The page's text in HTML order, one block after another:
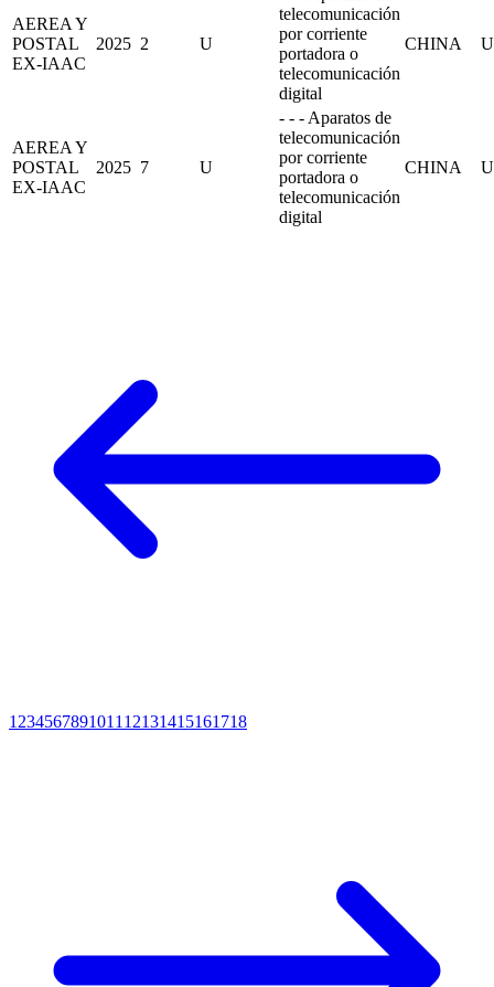
AEREA Y
POSTAL
EX-IAAC
2025 2 U
telecomunicación
por corriente
portadora o
telecomunicación
digital
CHINA
AEREA Y
POSTAL
EX-IAAC
2025 7 U
- - - Aparatos de
telecomunicación
por corriente
portadora o
telecomunicación
digital
CHINA
1 234567891011 12131415161718